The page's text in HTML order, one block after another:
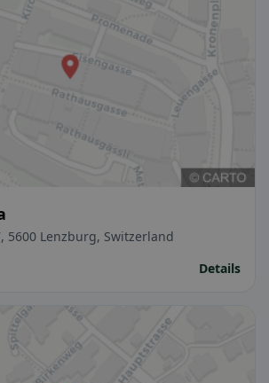
5600 Lenzburg, Switzerland
Details